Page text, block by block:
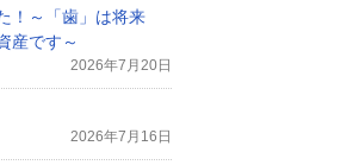
！～「歯」は将来
産です～
2026年7月20日
2026年7月16日